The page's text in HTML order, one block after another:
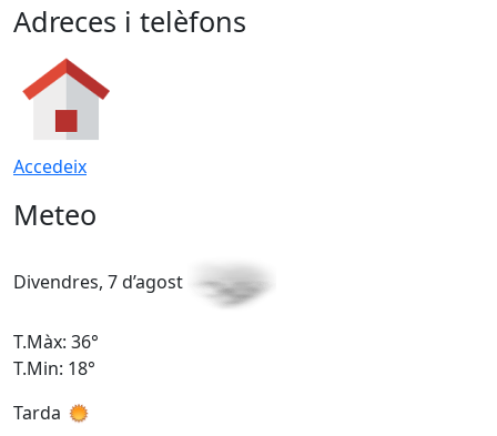
Adreces i telèfons
Accedeix
Meteo
Divendres, 7 d’agost
T.Màx: 36°
T.Min: 18°
Tarda